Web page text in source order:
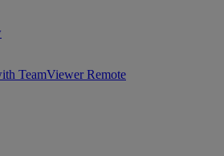
TeamViewer Remote